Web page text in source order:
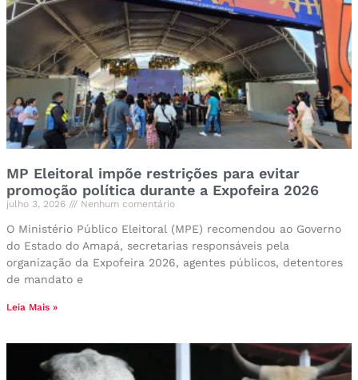
MP Eleitoral impõe restrições para evitar
promoção política durante a Expofeira 2026
julho 3, 2026 Nenhum comentário
O Ministério Público Eleitoral (MPE) recomendou ao Governo
do Estado do Amapá, secretarias responsáveis pela
organização da Expofeira 2026, agentes públicos, detentores
de mandato e
Leia Mais »